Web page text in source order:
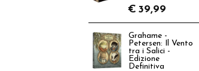
€ 39,99
Grahame -
Petersen: Il Vento
tra i Salici -
Edizione
Definitiva